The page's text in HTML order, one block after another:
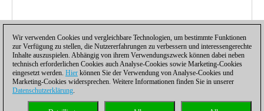
Wir verwenden Cookies und vergleichbare Technologien, um bestimmte Funktionen
zur Verfügung zu stellen, die Nutzererfahrungen zu verbessern und interessengerechte
Inhalte auszuspielen. Abhängig von ihrem Verwendungszweck können dabei neben
technisch erforderlichen Cookies auch Analyse-Cookies sowie Marketing-Cookies
eingesetzt werden. Hier können Sie der Verwendung von Analyse-Cookies und
Marketing-Cookies widersprechen. Weitere Informationen finden Sie in unserer
Datenschutzerklärung.